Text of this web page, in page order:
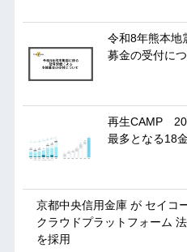
令和8年熊本地
募金の受付に
再生CAMP
最多となる18
京都中央信用金庫 が セイコ
クラウドプラットフォーム
を採用